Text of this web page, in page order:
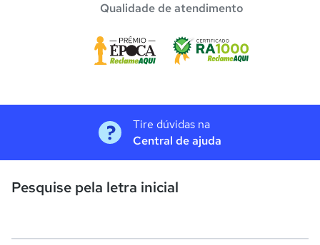
Qualidade de atendimento
Tire dúvidas na
Central de ajuda
Pesquise pela letra inicial